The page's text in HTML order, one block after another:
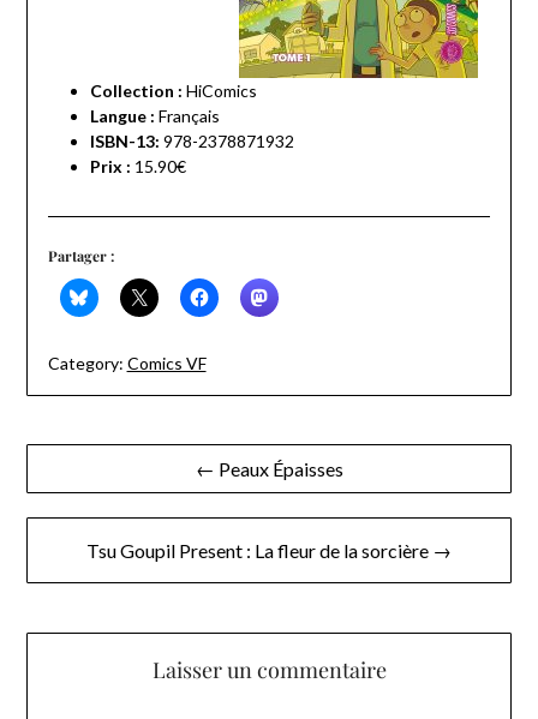
Collection : HiComics
Langue : Français
ISBN-13: 978-2378871932
Prix : 15.90€
Partager :
Category: Comics VF
Navigation
de
l’article
← Peaux Épaisses
Tsu Goupil Present : La fleur de la sorcière →
Laisser un commentaire